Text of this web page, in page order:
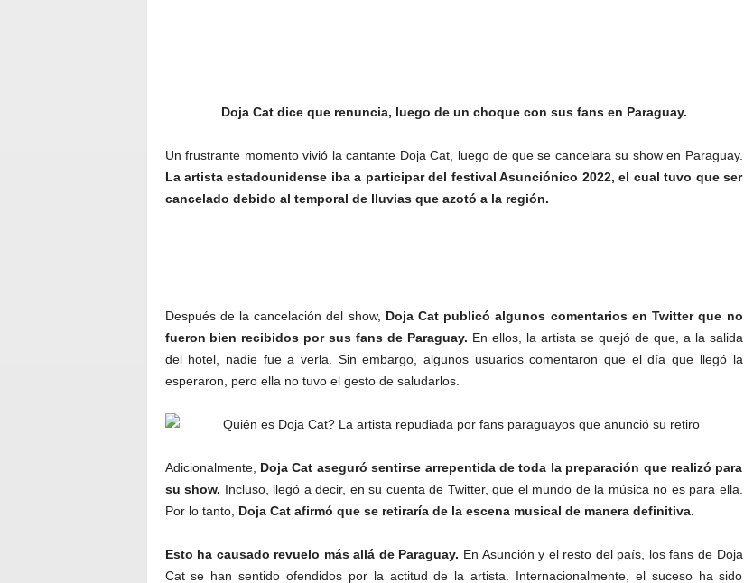
Doja Cat dice que renuncia, luego de un choque con sus fans en Paraguay.
Un frustrante momento vivió la cantante Doja Cat, luego de que se cancelara su show en Paraguay.
La artista estadounidense iba a participar del festival Asunciónico 2022, el cual tuvo que ser
cancelado debido al temporal de lluvias que azotó a la región.
Después de la cancelación del show, Doja Cat publicó algunos comentarios en Twitter que no
fueron bien recibidos por sus fans de Paraguay. En ellos, la artista se quejó de que, a la salida
del hotel, nadie fue a verla. Sin embargo, algunos usuarios comentaron que el día que llegó la
esperaron, pero ella no tuvo el gesto de saludarlos.
Adicionalmente, Doja Cat aseguró sentirse arrepentida de toda la preparación que realizó para
su show. Incluso, llegó a decir, en su cuenta de Twitter, que el mundo de la música no es para ella.
Por lo tanto, Doja Cat afirmó que se retiraría de la escena musical de manera definitiva.
Esto ha causado revuelo más allá de Paraguay. En Asunción y el resto del país, los fans de Doja
Cat se han sentido ofendidos por la actitud de la artista. Internacionalmente, el suceso ha sido